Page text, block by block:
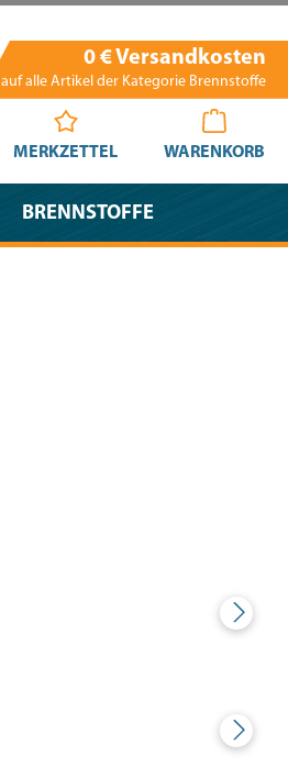
0 € Versandkosten
auf alle Artikel der Kategorie Brennstoffe
MERKZETTEL WARENKORB
BRENNSTOFFE